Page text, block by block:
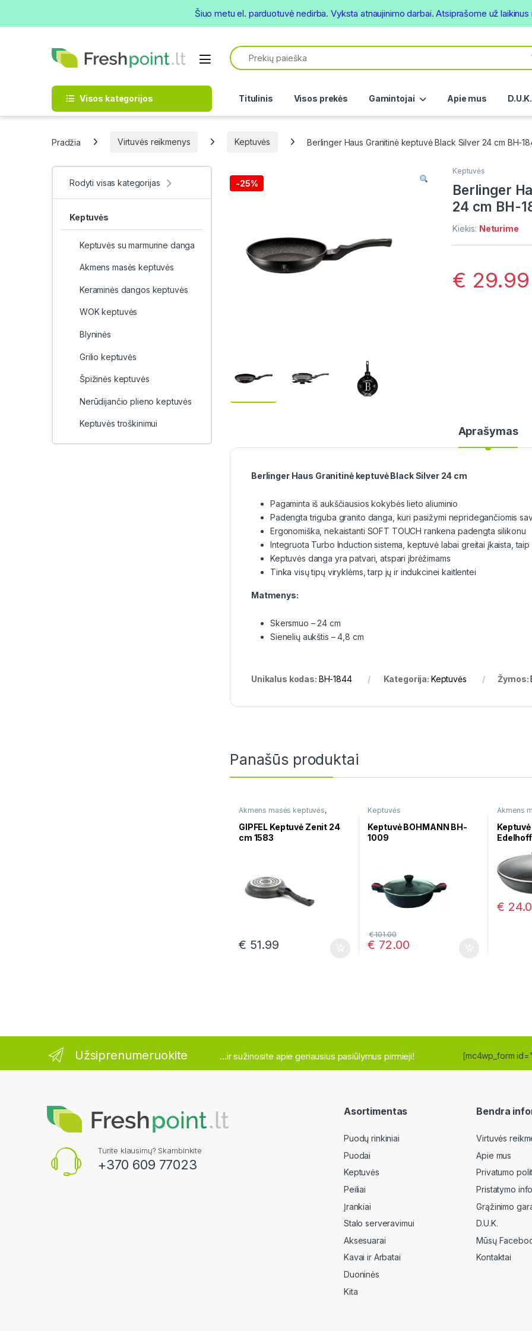
Open
Search for:
Visos kategorijos Titulinis Visos prekės Gamintojai Apie mus D.U.K.
Pradžia Virtuvės reikmenys Keptuvės Berlinger Haus Granitinė keptuvė Black Silver 24 cm BH-
-25%
Keptuvės
Berlinger
24 cm BH-
Kiekis: Neturime
€ 29.99
Aprašymas
Berlinger Haus Granitinė keptuvė Black Silver 24 cm
Pagaminta iš aukščiausios kokybės lieto aliuminio
Padengta triguba granito danga, kuri pasižymi nepridegančiomis
Ergonomiška, nekaistanti SOFT TOUCH rankena padengta silikonu
Integruota Turbo Induction sistema, keptuvė labai greitai įkaista,
Keptuvės danga yra patvari, atspari įbrėžimams
Tinka visų tipų viryklėms, tarp jų ir indukcinei kaitlentei
Matmenys:
Skersmuo – 24 cm
Sienelių aukštis – 4,8 cm
Unikalus kodas: BH-1844 Kategorija: Keptuvės Žymos:
Panašūs produktai
Akmens masės keptuvės,
GIPFEL Keptuvė Zenit 24
cm 1583
€ 51.99
Keptuvės
Keptuvė BOHMANN BH-
1009
€ 72.00
€101.00
Akmens
keptuvės
€
Rodyti visas kategorijas
Keptuvės
Keptuvės su marmurine danga
Akmens masės keptuvės
Keraminės dangos keptuvės
WOK keptuvės
Blyninės
Grilio keptuvės
Špižinės keptuvės
Nerūdijančio plieno keptuvės
Keptuvės troškinimui
Užsiprenumeruokite ...ir sužinosite apie geriausius pasiūlymus pirmieji! [mc4wp_form
Turite klausimų? Skambinkite
+370 609 77023
Asortimentas
Puodų rinkiniai
Puodai
Keptuvės
Peiliai
Įrankiai
Stalo serveravimui
Aksesuarai
Kavai ir Arbatai
Duoninės
Kita
Bendra
Virtuvės
Apie mus
Privatumo
Pristatymo
Grąžinimo
D.U.K.
Mūsų
Kontaktai
Šiuo metu el. parduotuvė nedirba. Vyksta atnaujinimo darbai. Atsiprašome už